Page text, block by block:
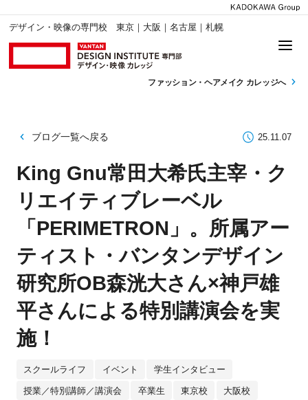
デザイン・映像の専門校 東京｜大阪｜名古屋｜札幌
ファッション・ ヘアメイク カレッジへ
ブログ一覧へ戻る 25.11.07
King Gnu常田大希氏主宰・ク
リエイティブレーベル
「PERIMETRON」。所属アー
ティスト・バンタンデザイン
研究所OB森洸大さん×神戸雄
平さんによる特別講演会を実
施！
スクールライフ イベント 学生インタビュー
授業／特別講師／講演会 卒業生 東京校 大阪校